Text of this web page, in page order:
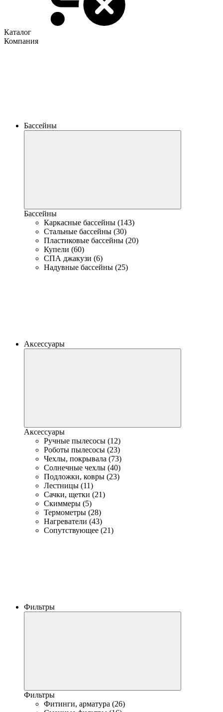
Каталог
Компания
Бассейны
Бассейны
Каркасные бассейны (143)
Стальные бассейны (30)
Пластиковые бассейны (20)
Купели (60)
СПА джакузи (6)
Надувные бассейны (25)
Аксессуары
Аксессуары
Ручные пылесосы (12)
Роботы пылесосы (23)
Чехлы, покрывала (73)
Солнечные чехлы (40)
Подложки, ковры (23)
Лестницы (11)
Сачки, щетки (21)
Скиммеры (5)
Термометры (28)
Нагреватели (43)
Сопутствующее (21)
Фильтры
Фильтры
Фитинги, арматура (26)